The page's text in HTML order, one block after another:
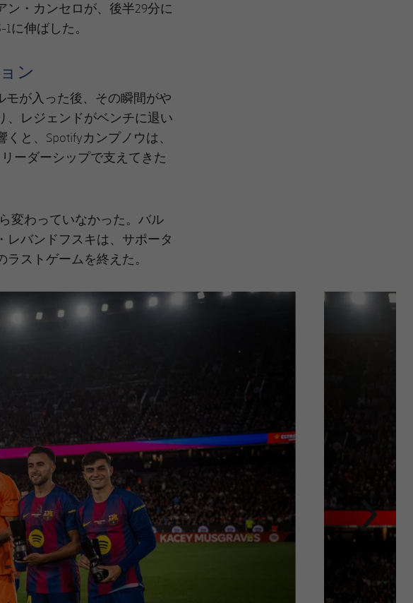
ン・カンセロが、後半29分に
に伸ばした。
ン
モが入った後、その瞬間がや
、レジェンドがベンチに退い
と、Spotifyカンプノウは、
ーダーシップで支えてきた
変わっていなかった。バル
レバンドフスキは、サポータ
ストゲームを終えた。